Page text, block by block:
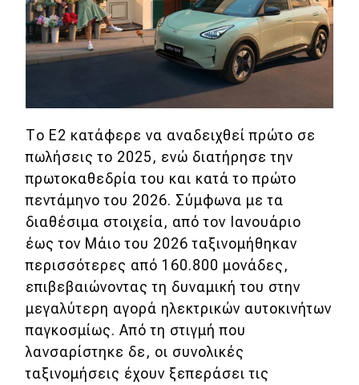
Νέα
Τεχνολογία
Σταθμοί φόρτισης
Classic
Νέα
Παρουσιάσεις
DRIVE Away
MOTO
Μεταχειρισμένο
Το Ε2 κατάφερε να αναδειχθεί πρώτο σε
πωλήσεις το 2025, ενώ διατήρησε την
πρωτοκαθεδρία του και κατά το πρώτο
πεντάμηνο του 2026. Σύμφωνα με τα
διαθέσιμα στοιχεία, από τον Ιανουάριο
έως τον Μάιο του 2026 ταξινομήθηκαν
περισσότερες από 160.800 μονάδες,
επιβεβαιώνοντας τη δυναμική του στην
μεγαλύτερη αγορά ηλεκτρικών αυτοκινήτων
παγκοσμίως. Από τη στιγμή που
λανσαρίστηκε δε, οι συνολικές
ταξινομήσεις έχουν ξεπεράσει τις